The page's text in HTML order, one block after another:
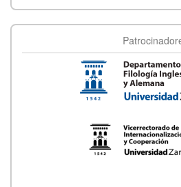
15:00Fecha de inicio